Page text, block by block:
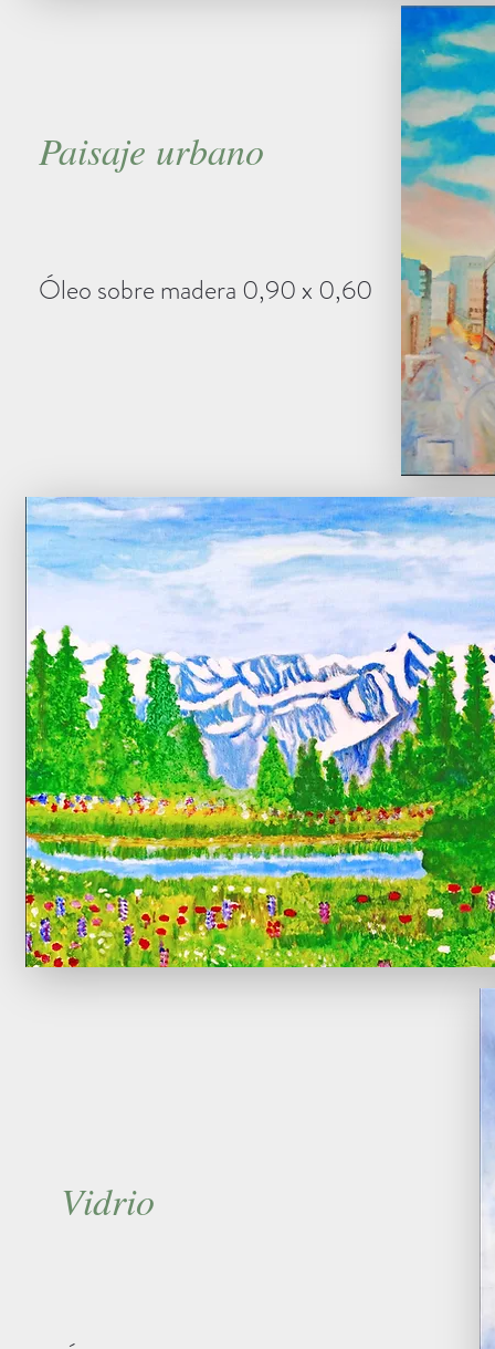
Paisaje urbano
Óleo sobre madera 0,90 x 0,60
Vidrio